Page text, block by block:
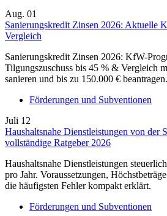
Aug. 01
Sanierungskredit Zinsen 2026: Aktuelle
Vergleich
Sanierungskredit Zinsen 2026: KfW-
Tilgungszuschuss bis 45 % & Vergleich
sanieren und bis zu 150.000 € beantragen.
Förderungen und Subventionen
Juli 12
Haushaltsnahe Dienstleistungen von der
vollständige Ratgeber 2026
Haushaltsnahe Dienstleistungen
pro Jahr. Voraussetzungen,
die häufigsten Fehler kompakt erklärt.
Förderungen und Subventionen